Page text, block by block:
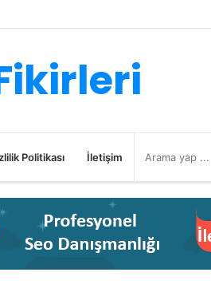
Politikası İletişim